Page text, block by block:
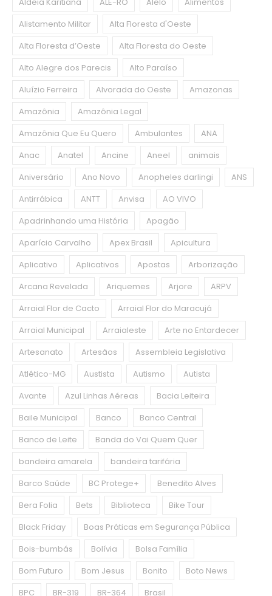
Aldeia Karitiana
ALE-RO Alelo
Alimentos
Alistamento Militar
Alta Floresta d'Oeste
Alta Floresta d’Oeste
Alta Floresta do Oeste
Alto Alegre dos Parecis
Alto Paraíso
Aluízio Ferreira
Alvorada do Oeste
Amazonas
Amazônia
Amazônia Legal
Amazônia Que Eu Quero
Ambulantes
ANA
Anac
Anatel Ancine Aneel
animais
Aniversário
Ano Novo Anopheles darlingi
ANS
Antirrábica
ANTT Anvisa
AO VIVO
Apadrinhando uma História
Apagão
Aparício Carvalho
Apex Brasil
Apicultura
Aplicativo
Aplicativos Apostas
Arborização
Arcana Revelada
Ariquemes Arjore
ARPV
Arraial Flor de Cacto
Arraial Flor do Maracujá
Arraial Municipal
Arraialeste
Arte no Entardecer
Artesanato
Artesãos
Assembleia Legislativa
Atlético-MG
Austista Autismo
Autista
Avante
Azul Linhas Aéreas
Bacia Leiteira
Baile Municipal
Banco
Banco Central
Banco de Leite
Banda do Vai Quem Quer
bandeira amarela
bandeira tarifária
Barco Saúde
BC Protege+
Benedito Alves
Bera Folia
Bets Biblioteca
Bike Tour
Black Friday
Boas Práticas em Segurança Pública
Bois-bumbás
Bolívia
Bolsa Família
Bom Futuro
Bom Jesus Bonito
Boto News
BPC
BR-319 BR-364
Brasil